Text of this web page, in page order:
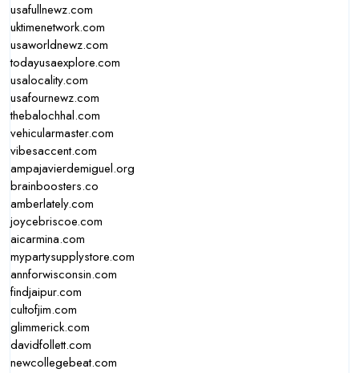
usafullnewz.com
uktimenetwork.com
usaworldnewz.com
todayusaexplore.com
usalocality.com
usafournewz.com
thebalochhal.com
vehicularmaster.com
vibesaccent.com
ampajavierdemiguel.org
brainboosters.co
amberlately.com
joycebriscoe.com
aicarmina.com
mypartysupplystore.com
annforwisconsin.com
findjaipur.com
cultofjim.com
glimmerick.com
davidfollett.com
newcollegebeat.com